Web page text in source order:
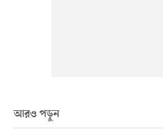
আরও পড়ুন